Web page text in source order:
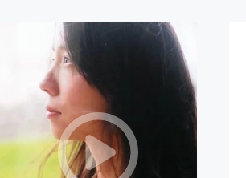
テクノロジー・ガジェット
映像・映画
ビジネス・起業